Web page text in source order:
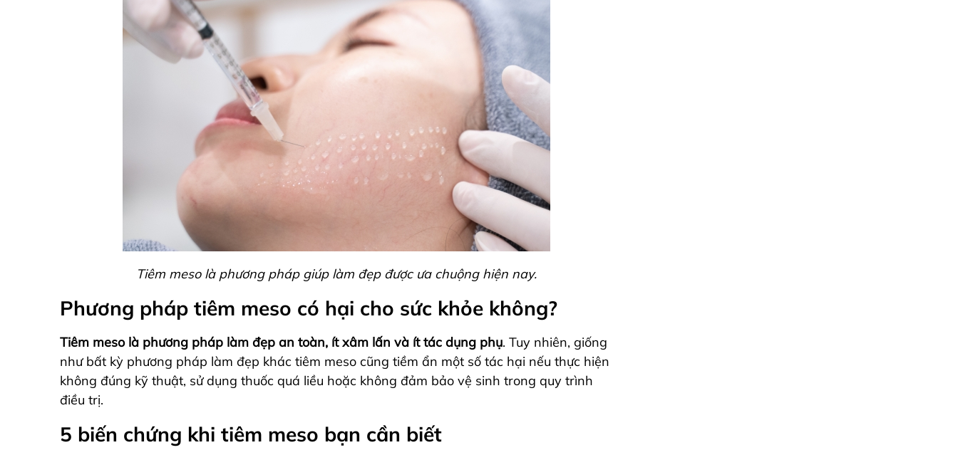
Tiêm meso là phương pháp giúp làm đẹp được ưa chuộng hiện nay.
Phương pháp tiêm meso có hại cho sức khỏe không?
Tiêm meso là phương pháp làm đẹp an toàn, ít xâm lấn và ít tác dụng phụ. Tuy nhiên, giống
như bất kỳ phương pháp làm đẹp khác tiêm meso cũng tiềm ẩn một số tác hại nếu thực hiện
không đúng kỹ thuật, sử dụng thuốc quá liều hoặc không đảm bảo vệ sinh trong quy trình
điều trị.
5 biến chứng khi tiêm meso bạn cần biết